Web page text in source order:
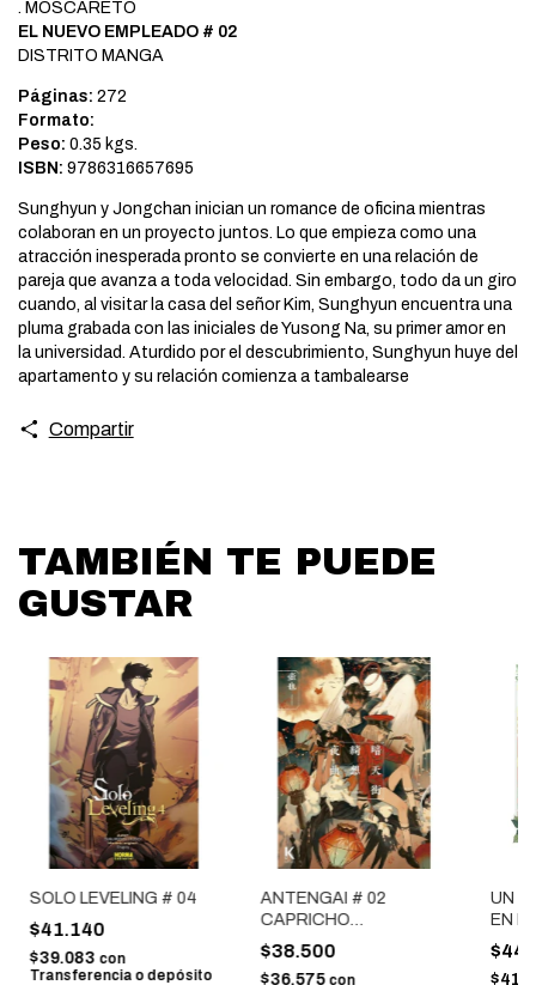
. MOSCARETO
EL NUEVO EMPLEADO # 02
DISTRITO MANGA
Páginas: 272
Formato:
Peso: 0.35 kgs.
ISBN: 9786316657695
Sunghyun y Jongchan inician un romance de oficina mientras
colaboran en un proyecto juntos. Lo que empieza como una
atracción inesperada pronto se convierte en una relación de
pareja que avanza a toda velocidad. Sin embargo, todo da un giro
cuando, al visitar la casa del señor Kim, Sunghyun encuentra una
pluma grabada con las iniciales de Yusong Na, su primer amor en
la universidad. Aturdido por el descubrimiento, Sunghyun huye del
apartamento y su relación comienza a tambalearse
Compartir
TAMBIÉN TE PUEDE
GUSTAR
SOLO LEVELING # 04
$41.140
$39.083 con
Transferencia o depósito
ANTENGAI # 02
CAPRICHO
NOCTURNO
$38.500
$36.575 con
UN
EN